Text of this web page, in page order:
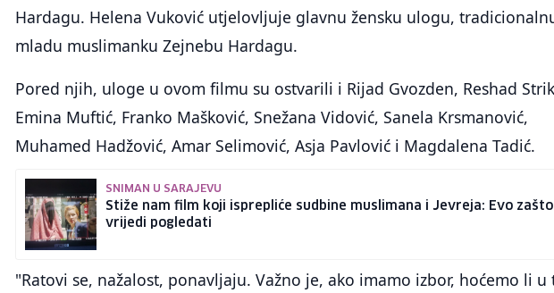
Hardagu. Helena Vuković utjelovljuje glavnu žensku ulogu,
mladu muslimanku Zejnebu Hardagu.
Pored njih, uloge u ovom filmu su ostvarili i Rijad Gvozden, Reshad
Emina Muftić, Franko Mašković, Snežana Vidović, Sanela Krsmanović,
Muhamed Hadžović, Amar Selimović, Asja Pavlović i Magdalena Tadić.
SNIMAN U SARAJEVU
Stiže nam film koji isprepliće sudbine muslimana i Jevreja: Evo zašto
vrijedi pogledati
"Ratovi se, nažalost, ponavljaju. Važno je, ako imamo izbor, hoćemo li u